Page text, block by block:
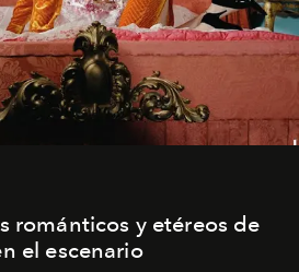
románticos y etéreos de
el escenario